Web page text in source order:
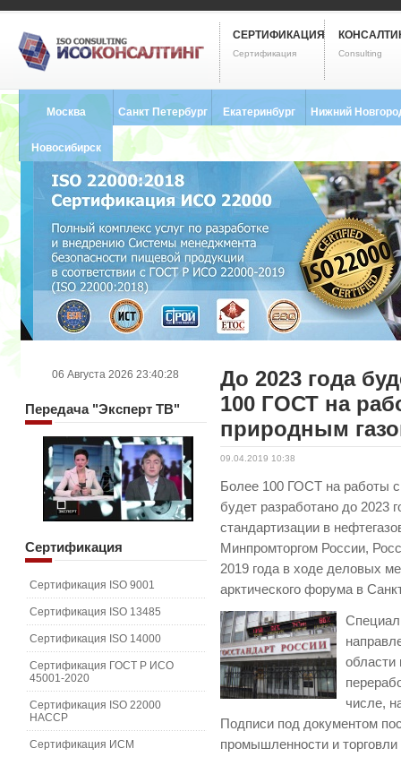
СЕРТИФИКАЦИЯ
Сертификация Consulting
Москва Санкт Петербург
8 (812) 748-2493
Екатеринбург
8 (343) 237-2593
Нижний
Новосибирск
8 (383) 227-8449
До 2023 года
100 ГОСТ на
природным
09.04.2019 10:38
Более 100 ГОСТ на работы
будет разработано до 2023
стандартизации в
Минпромторгом России,
2019 года в ходе деловых
арктического форума в
области
числе,
Подписи под документом
промышленности и
06 Августа 2026 23:40:28
Передача"Эксперт ТВ"
Сертификация
Сертификация ISO 9001
Сертификация ISO 13485
Сертификация ISO 14000
Сертификация ГОСТ Р ИСО
45001-2020
Сертификация ISO 22000
HACCP
Сертификация ИСМ